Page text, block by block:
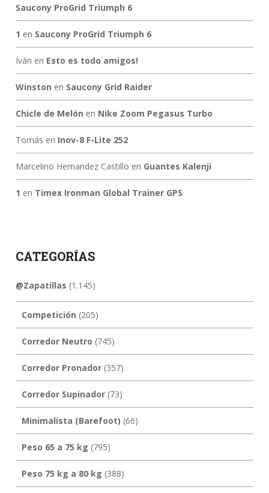
Saucony ProGrid Triumph 6
1 en Saucony ProGrid Triumph 6
Iván en Esto es todo amigos!
Winston en Saucony Grid Raider
Chicle de Melón en Nike Zoom Pegasus Turbo
Tomás en Inov-8 F-Lite 252
Marcelino Hernandez Castillo en Guantes Kalenji
1 en Timex Ironman Global Trainer GPS
CATEGORÍAS
@Zapatillas (1.145)
Competición (205)
Corredor Neutro (745)
Corredor Pronador(357)
Corredor Supinador(73)
Minimalista (Barefoot) (66)
Peso 65 a 75 kg (795)
Peso 75 kg a 80 kg (388)